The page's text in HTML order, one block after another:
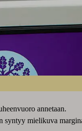
annetaan.
mielikuva